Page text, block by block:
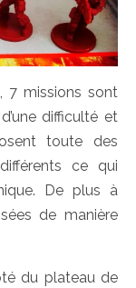
7 missions sont
difficulté et
toute des
ce qui
De plus à
de manière
du plateau de